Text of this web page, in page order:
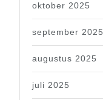
oktober 2025
september 2025
augustus 2025
juli 2025